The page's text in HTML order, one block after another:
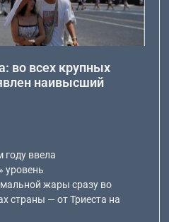
во всех крупных
наивысший
году ввела
уровень
жары сразу во
страны — от Триеста на